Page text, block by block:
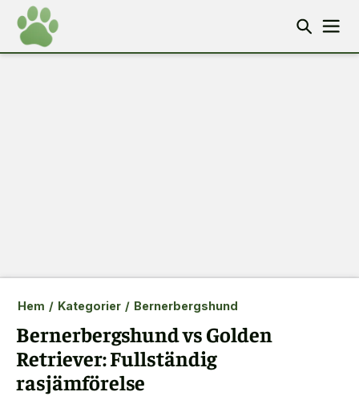
Hem / Kategorier / Bernerbergshund
Bernerbergshund vs Golden
Retriever: Fullständig
rasjämförelse